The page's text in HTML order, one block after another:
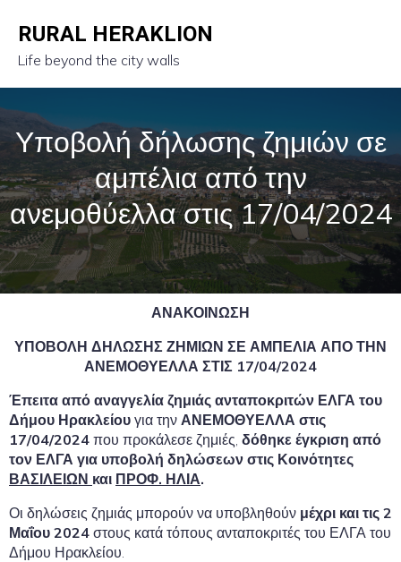
RURAL HERAKLION
Life beyond the city walls
Υποβολή δήλωσης ζημιών σε
αμπέλια από την
ανεμοθύελλα στις 17/04/2024
ΑΝΑΚΟΙΝΩΣΗ
ΥΠΟΒΟΛΗ ΔΗΛΩΣΗΣ ΖΗΜΙΩΝ ΣΕ ΑΜΠΕΛΙΑ ΑΠΟ ΤΗΝ
ΑΝΕΜΟΘΥΕΛΛΑ ΣΤΙΣ 17/04/2024
Έπειτα από αναγγελία ζημιάς ανταποκριτών ΕΛΓΑ του
Δήμου Ηρακλείου για την ΑΝΕΜΟΘΥΕΛΛΑ στις
17/04/2024 που προκάλεσε ζημιές, δόθηκε έγκριση από
τον ΕΛΓΑ για υποβολή δηλώσεων στις Κοινότητες
ΒΑΣΙΛΕΙΩΝ και ΠΡΟΦ. ΗΛΙΑ.
Οι δηλώσεις ζημιάς μπορούν να υποβληθούν μέχρι και τις 2
Μαΐου 2024 στους κατά τόπους ανταποκριτές του ΕΛΓΑ του
Δήμου Ηρακλείου.